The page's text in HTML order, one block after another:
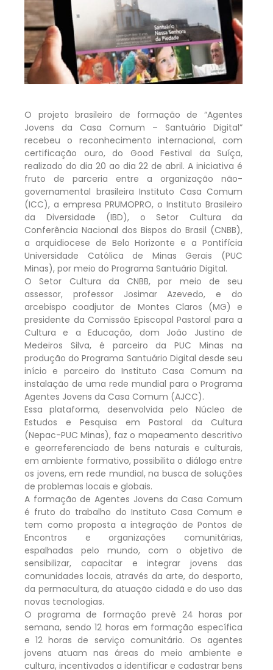
O projeto brasileiro de formação de “Agentes
Jovens da Casa Comum – Santuário Digital”
recebeu o reconhecimento internacional, com
certificação ouro, do Good Festival da Suíça,
realizado do dia 20 ao dia 22 de abril. A iniciativa é
fruto de parceria entre a organização não-
governamental brasileira Instituto Casa Comum
(ICC), a empresa PRUMOPRO, o Instituto Brasileiro
da Diversidade (IBD), o Setor Cultura da
Conferência Nacional dos Bispos do Brasil (CNBB),
a arquidiocese de Belo Horizonte e a Pontifícia
Universidade Católica de Minas Gerais (PUC
Minas), por meio do Programa Santuário Digital.
O Setor Cultura da CNBB, por meio de seu
assessor, professor Josimar Azevedo, e do
arcebispo coadjutor de Montes Claros (MG) e
presidente da Comissão Episcopal Pastoral para a
Cultura e a Educação, dom João Justino de
Medeiros Silva, é parceiro da PUC Minas na
produção do Programa Santuário Digital desde seu
início e parceiro do Instituto Casa Comum na
instalação de uma rede mundial para o Programa
Agentes Jovens da Casa Comum (AJCC).
Essa plataforma, desenvolvida pelo Núcleo de
Estudos e Pesquisa em Pastoral da Cultura
(Nepac-PUC Minas), faz o mapeamento descritivo
e georreferenciado de bens naturais e culturais,
em ambiente formativo, possibilita o diálogo entre
os jovens, em rede mundial, na busca de soluções
de problemas locais e globais.
A formação de Agentes Jovens da Casa Comum
é fruto do trabalho do Instituto Casa Comum e
tem como proposta a integração de Pontos de
Encontros e organizações comunitárias,
espalhadas pelo mundo, com o objetivo de
sensibilizar, capacitar e integrar jovens das
comunidades locais, através da arte, do desporto,
da permacultura, da atuação cidadã e do uso das
novas tecnologias.
O programa de formação prevê 24 horas por
semana, sendo 12 horas em formação específica
e 12 horas de serviço comunitário. Os agentes
jovens atuam nas áreas do meio ambiente e
cultura, incentivados a identificar e cadastrar bens